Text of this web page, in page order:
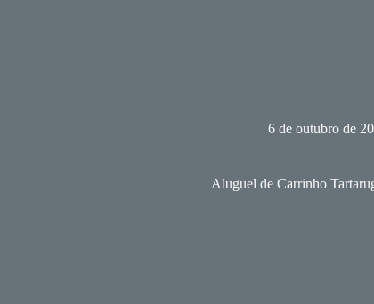
6 de outubro de
Aluguel de Carrinho